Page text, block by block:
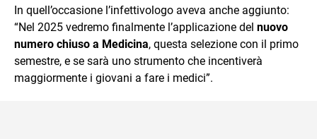
In quell’occasione l’infettivologo aveva anche aggiunto:
“Nel 2025 vedremo finalmente l’applicazione del nuovo
numero chiuso a Medicina, questa selezione con il primo
semestre, e se sarà uno strumento che incentiverà
maggiormente i giovani a fare i medici”.